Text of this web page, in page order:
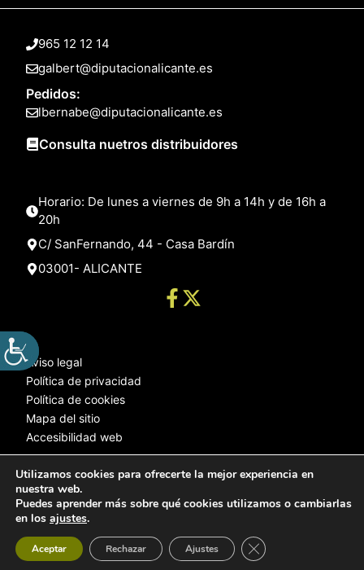
965 12 12 14
galbert@diputacionalicante.es
Pedidos:
lbernabe@diputacionalicante.es
Consulta nuetros distribuidores
Horario: De lunes a viernes de 9h a 14h y de 16h a
20h
C/ SanFernando, 44 - Casa Bardín
03001- ALICANTE
Aviso legal
Política de privacidad
Política de cookies
Mapa del sitio
Accesibilidad web
© 2025 Web desarrollada por el Servicio de Informática de Diputación
Utilizamos cookies para ofrecerte la mejor experiencia en
nuestra web.
Puedes aprender más sobre qué cookies utilizamos o cambiarlas
en los ajustes.
Aceptar Rechazar Ajustes Cerrar el banner de